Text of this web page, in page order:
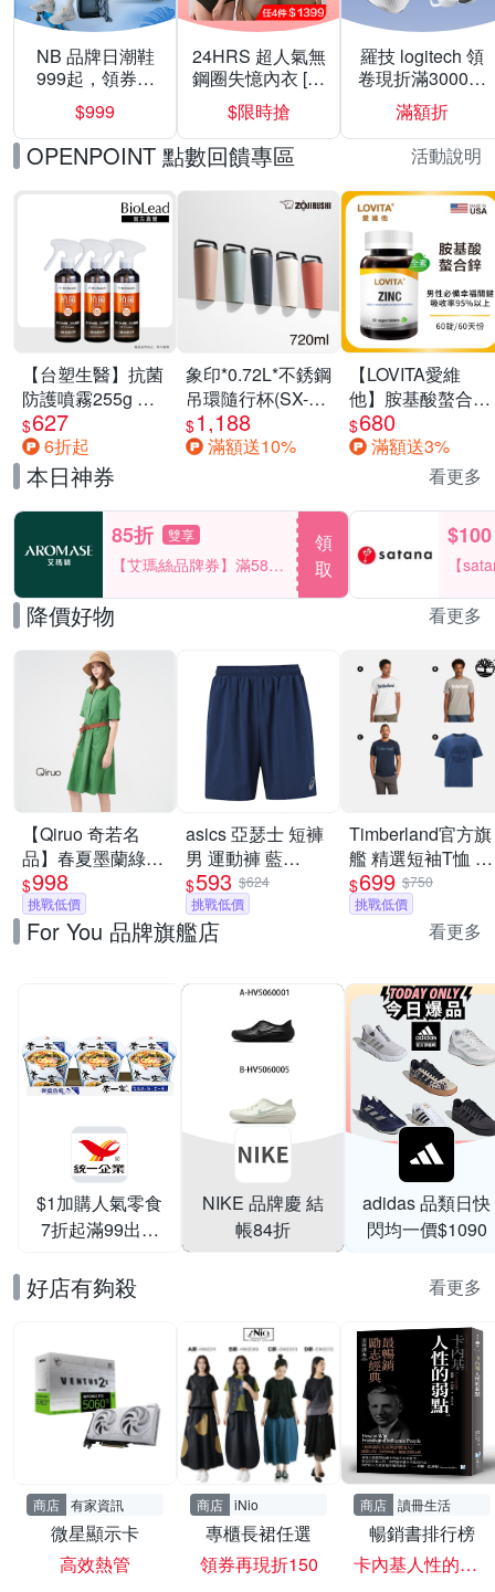
NB 品牌日潮鞋
999起，領券折
上折 最高回饋
40%
$999
24HRS 超人氣無
鋼圈失憶內衣 [熱
銷好評]
$限時搶
羅技 logitech 領
卷現折滿3000折
300
滿額折
OPENPOINT 點數回饋專區 活動說明
【台塑生醫】抗菌
防護噴霧255g 三
入組
$627
6折起
象印*0.72L*不銹鋼
吊環隨行杯(SX-
LA72H)
$1,188
滿額送10%
【LOVITA愛維
他】胺基酸螯合鋅
x2瓶30mg素食錠
(鋅錠)
$680
滿額送3%
本日神券 看更多
85折 雙享
【艾瑪絲品牌券】滿580
享85折！
領
取
$100
【
一件
降價好物 看更多
【Qiruo 奇若名
品】春夏墨蘭綠時
尚五分袖膝上短版
休閒洋裝(純棉純
綠色 圓領洋裝
$998
挑戰低價
asics 亞瑟士 短褲
男 運動褲 藍
2033B130-401
$593 $624
挑戰低價
Timberland官方旗
艦 精選短袖T恤 素
T 男款(多款任選)
$699 $750
挑戰低價
For You 品牌旗艦店 看更多
$1加購人氣零食
7折起滿99出貨
NIKE 品牌慶 結
帳84折
adidas 品類日快
閃均一價$1090
好店有夠殺 看更多
商店 有家資訊
微星顯示卡
高效熱管
商店 iNio
專櫃長裙任選
領券再現折150
商店 讀冊生活
暢銷書排行榜
卡內基人性的弱點